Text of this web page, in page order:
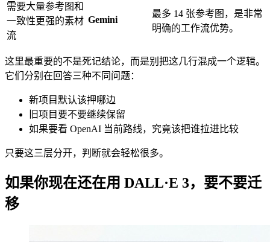
需要大量参考图和
一致性更强的素材
流
Gemini
最多 14 张参考图，是非常
明确的工作流优势。
这里最重要的不是死记结论，而是别把这几行混成一个逻辑。
它们分别在回答三种不同问题：
新项目默认该押哪边
旧项目要不要继续保留
如果要看 OpenAI 当前路线，究竟该把谁拉进比较
只要这三层分开，判断就会轻松很多。
如果你现在还在用 DALL·E 3，要不要迁
移